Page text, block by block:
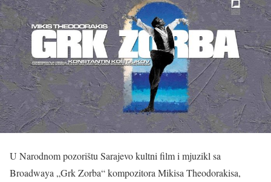
U Narodnom pozorištu Sarajevo kultni film i mjuzikl sa
Broadwaya „Grk Zorba“ kompozitora Mikisa Theodorakisa,